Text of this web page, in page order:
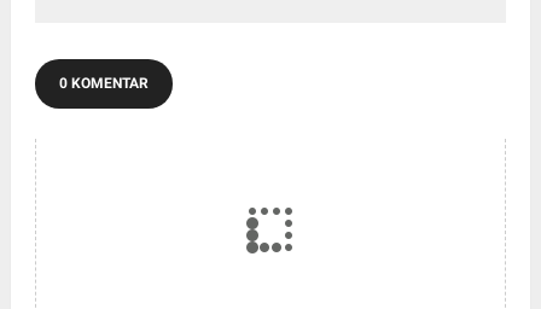
0 KOMENTAR